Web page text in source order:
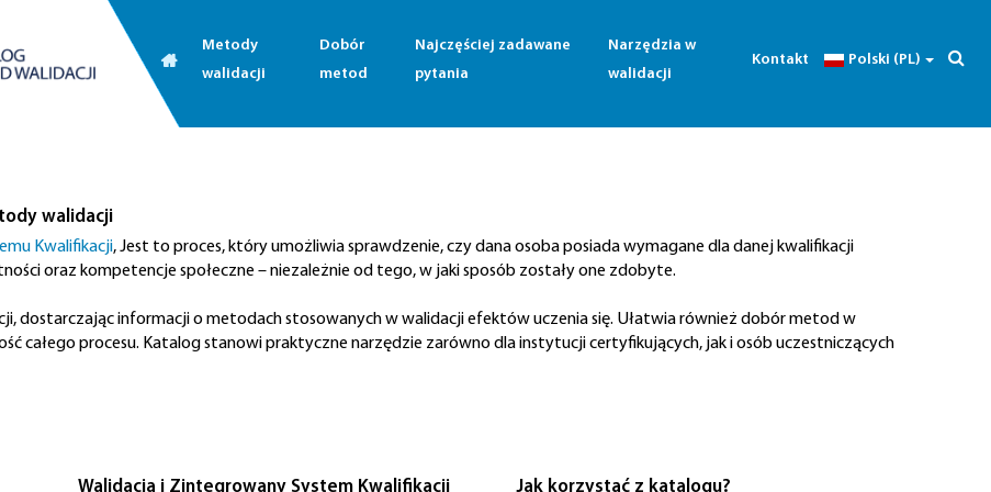
Metody
walidacji
Dobór
metod
Najczęściej zadawane
pytania
Narzędzia w
walidacji
Kontakt Polski (PL)
walidacji
Kwalifikacji, Jest to proces, który umożliwia sprawdzenie, czy dana osoba posiada wymagane dla danej kwalifikacji
oraz kompetencje społeczne – niezależnie od tego, w jaki sposób zostały one zdobyte.
dostarczając informacji o metodach stosowanych w walidacji efektów uczenia się. Ułatwia również dobór metod w
całego procesu. Katalog stanowi praktyczne narzędzie zarówno dla instytucji certyfikujących, jak i osób uczestniczących
Walidacja i Zintegrowany System Kwalifikacji Jak korzystać z katalogu?